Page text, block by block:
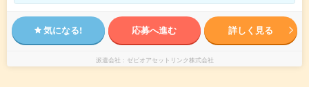
気になる! 応募へ進む 詳しく見る
派遣会社 ゼビオアセットリンク株式会社